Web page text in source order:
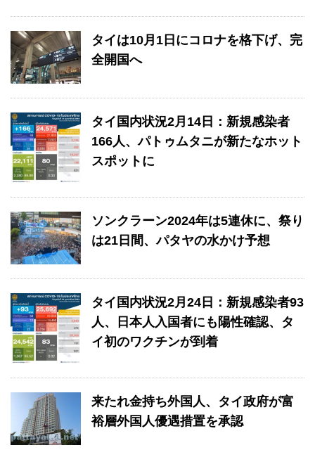
タイは10月1日にコロナを格下げ、完
全開国へ
タイ国内状況2月14日：新規感染者
166人、パトゥムタニが新たなホット
スポットに
ソンクラーン2024年は5連休に、祭り
は21日間、パタヤの水かけ予想
タイ国内状況2月24日：新規感染者93
人、日本人入国者にも陽性確認、タ
イ初のワクチンが到着
来たれ金持ち外国人、タイ政府が富
裕層外国人優遇措置を承認